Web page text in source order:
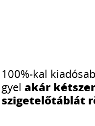
100%-kal
gyel akár
szigetelőtáblát